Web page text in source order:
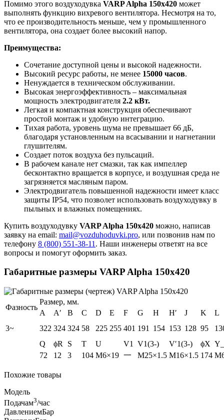
Помимо этого воздуходувка VARP Alpha 150x420 может
выполнять функцию вихревого вентилятора. Несмотря на то,
что ее производительность меньше, чем у промышленного
вентилятора, она создает более высокий напор.
Преимущества:
Сочетание доступной цены и высокой надежности.
Высокий ресурс работы, не менее 15000 часов.
Ненуждается в техническом обслуживании.
Высокая энергоэффективность – максимальная
мощность электродвигателя 2.2 кВт.
Легкая и компактная конструкция обеспечивают
простой монтаж и удобную интеграцию.
Тихая работа, уровень шума не превышает 66 дБ,
благодаря установленным на всасывании и нагнетании
глушителям.
Создает поток воздуха без пульсаций.
В рабочем канале нет смазки, так как импеллер
бесконтактно вращается в корпусе, и воздушная среда не
загрязняется масляным паром.
Электродвигатель повышенной надежности имеет класс
защиты IP54, что позволет использовать воздуходувку в
пыльных и влажных помещениях.
Купить воздуходувку VARP Alpha 150x420 можно, написав
заявку на email: mail@vozduhoduvki.pro, или позвонив нам по
телефону 8 (800) 551-38-11 . Наши инженеры ответят на все
вопросы и помогут оформить заказ.
Габаритные размеры VARP Alpha 150x420
Фазность
Размер, мм.
A
A′ B C D E F G H H′ J K
L
3~
322 324 324 58 225 255 401 191 154 153 128 95
Q
ϕR S T U V1 V1(3-) V′1(3-) ϕX
72
12 3 104 M6×19 一 M25×1.5 M16×1.5 174
Похожие товары
Модель
Подачам3/час
ДавлениемБар